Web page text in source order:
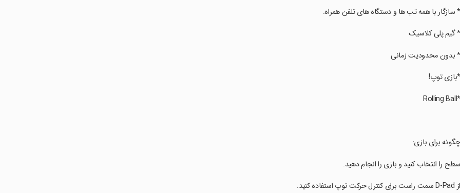
‏* سازگار با همه تب ها و دستگاه های تلفن همراه.
‏* گیم پلی کلاسیک
‏* بدون محدودیت زمانی
‏*بازی توپ!
‏*Rolling Ball
‏چگونه برای بازی:
‏سطح را انتخاب کنید و بازی را انجام دهید.
‏از D-Pad سمت راست برای کنترل حرکت توپ استفاده کنید.